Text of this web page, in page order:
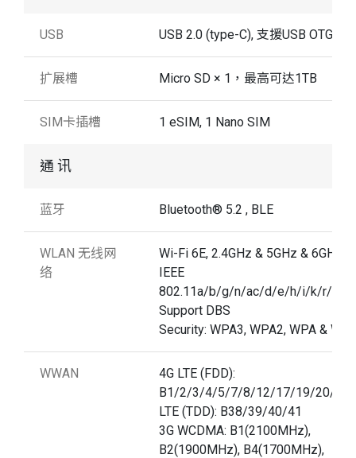
USB USB 2.0 (type-C), 支援USB OTG
扩展槽 Micro SD × 1，最高可达1TB
SIM卡插槽 1 eSIM, 1 Nano SIM
通 讯
蓝牙 Bluetooth® 5.2 , BLE
WLAN 无线网
络
Wi-Fi 6E, 2.4GHz & 5GHz & 6GHz
IEEE
802.11a/b/g/n/ac/d/e/h/i/k/r/u/
Support DBS
Security: WPA3, WPA2, WPA &
WWAN
4G LTE (FDD):
B1/2/3/4/5/7/8/12/17/19/20/
LTE (TDD): B38/39/40/41
3G WCDMA: B1(2100MHz),
B2(1900MHz), B4(1700MHz),